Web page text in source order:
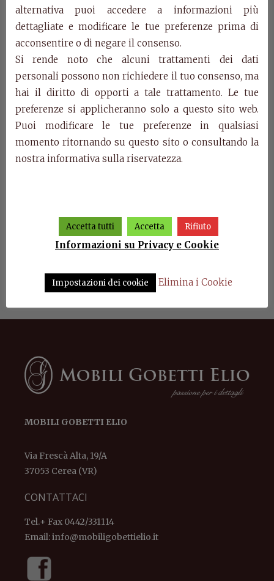
Art. 5417/160
TAVOLO RETT. ALLUNGABILE
cm. L. 160(210) – P. 90 – H. 79
Categorie: Collezione Classico Italiano
Prodotti della stessa categoria
Art. 5114 – Comodino Il
Settecento
Art. 5102 – Comò Il
Settecento
MOBILI GOBETTI ELIO
Via Frescà Alta, 19/A
37053 Cerea (VR)
CONTATTACI
Tel.+ Fax 0442/331114
Email:info@mobiligobettielio.it
alternativa puoi accedere a informazioni più
dettagliate e modificare le tue preferenze prima di
acconsentire o di negare il consenso.
Si rende noto che alcuni trattamenti dei dati
personali possono non richiedere il tuo consenso, ma
hai il diritto di opporti a tale trattamento. Le tue
preferenze si applicheranno solo a questo sito web.
Puoi modificare le tue preferenze in qualsiasi
momento ritornando su questo sito o consultando la
nostra informativa sulla riservatezza.
Accetta tutti Accetta Rifiuto
Informazioni su Privacy e Cookie
Impostazioni dei cookie Elimina i Cookie